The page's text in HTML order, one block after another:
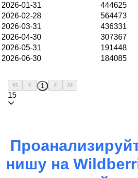
2026-01-31
444625
2026-02-28
564473
2026-03-31
436331
2026-04-30
307367
2026-05-31
191448
2026-06-30
184085
1
15
нишу на